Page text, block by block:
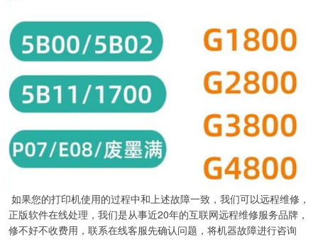
如果您的打印机使用的过程中和上述故障一致，我们可以远程维修，
正版软件在线处理，我们是从事近20年的互联网远程维修服务品牌，
修不好不收费用，联系在线客服先确认问题，将机器故障进行咨询